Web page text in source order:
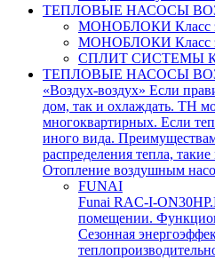
ТЕПЛОВЫЕ НАСОСЫ
МОНОБЛОКИ Класс
МОНОБЛОКИ Класс
СПЛИТ СИСТЕМЫ
ТЕПЛОВЫЕ НАСОСЫ
«Воздух-воздух» Если
дом, так и охлаждать. ТН
многоквартирных. Если
иного вида.
распределения тепла,
Отопление воздушным
FUNAI
Funai RAC-I-
помещении.
Сезонная